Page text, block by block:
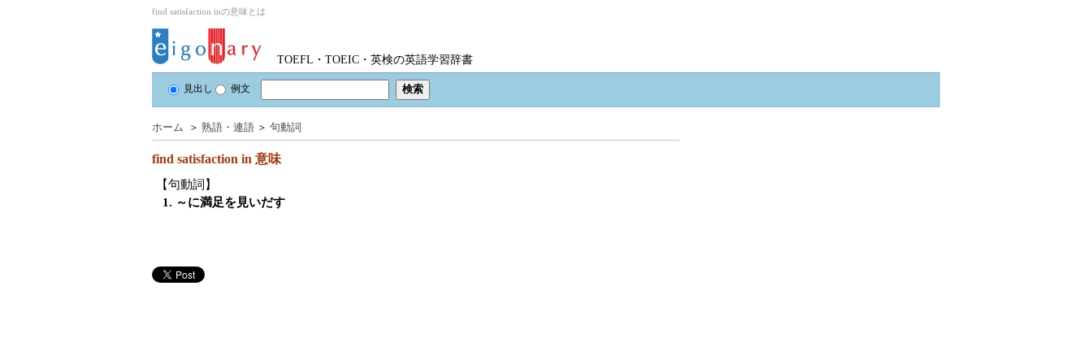
find satisfaction inの意味とは
TOEFL・TOEIC・英検の英語学習辞書
見出し 例文
ホーム ＞ 熟語・連語 ＞ 句動詞
find satisfaction in 意味
【句動詞】
1. ～に満足を見いだす